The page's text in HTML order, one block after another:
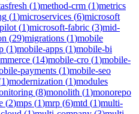
(1)method-crm (1)metrics
(1)microservices (6)microsoft
(1)microsoft-fabric (3)mid-
(29)migrations (1)mobile
(1)mobile-apps (1)mobile-bi
(14)mobile-cro (1)mobile-
payments (1)mobile-seo
1)modernization (1)modules
(8)monolith (1)monorepo
(2)mps (1)mrp (6)mtd (1)multi-